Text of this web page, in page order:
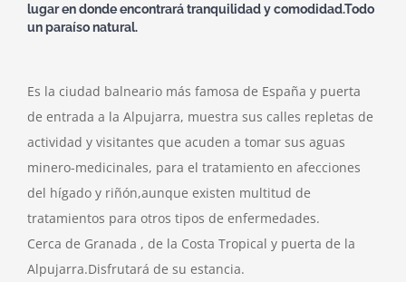
lugar en donde encontrará tranquilidad y comodidad.Todo
un paraíso natural.
Es la ciudad balneario más famosa de España y puerta
de entrada a la Alpujarra, muestra sus calles repletas de
actividad y visitantes que acuden a tomar sus aguas
minero-medicinales, para el tratamiento en afecciones
del hígado y riñón,aunque existen multitud de
tratamientos para otros tipos de enfermedades.
Cerca de Granada , de la Costa Tropical y puerta de la
Alpujarra.Disfrutará de su estancia.